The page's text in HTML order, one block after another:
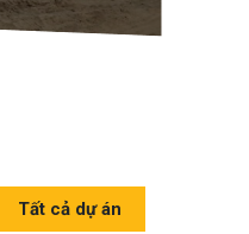
Tất cả dự án